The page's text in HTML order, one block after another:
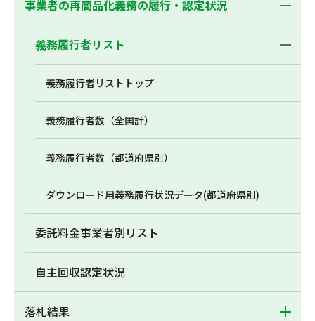
事業者の再商品化義務の履行・認定状況
義務履行者リスト
義務履行者リストトップ
義務履行者数（全国計）
義務履行者数（都道府県別）
ダウンロード用義務履行状況データ(都道府県別)
委託料金事業者別リスト
自主回収認定状況
落札結果